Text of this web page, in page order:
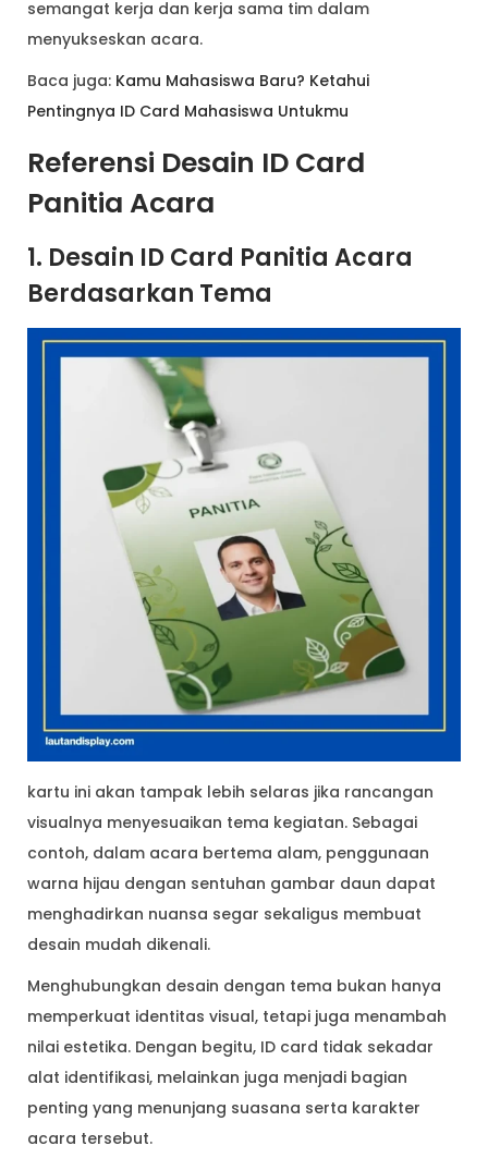
semangat kerja dan kerja sama tim dalam
menyukseskan acara.
Baca juga: Kamu Mahasiswa Baru? Ketahui
Pentingnya ID Card Mahasiswa Untukmu
Referensi Desain ID Card
Panitia Acara
1. Desain ID Card Panitia Acara
Berdasarkan Tema
kartu ini akan tampak lebih selaras jika rancangan
visualnya menyesuaikan tema kegiatan. Sebagai
contoh, dalam acara bertema alam, penggunaan
warna hijau dengan sentuhan gambar daun dapat
menghadirkan nuansa segar sekaligus membuat
desain mudah dikenali.
Menghubungkan desain dengan tema bukan hanya
memperkuat identitas visual, tetapi juga menambah
nilai estetika. Dengan begitu, ID card tidak sekadar
alat identifikasi, melainkan juga menjadi bagian
penting yang menunjang suasana serta karakter
acara tersebut.